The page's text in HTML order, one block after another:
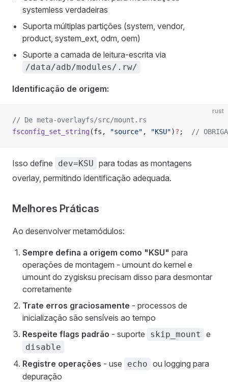
systemless verdadeiras
Suporta múltiplas partições (system, vendor,
product, system_ext, odm, oem)
Suporte a camada de leitura-escrita via
/data/adb/modules/.rw/
Identificação de origem:
rust
// De meta-overlayfs/src/mount.rs
fsconfig_set_string (fs, "source" , "KSU")? ; //
Isso define dev=KSU para todas as montagens
overlay, permitindo identificação adequada.
Melhores Práticas
Ao desenvolver metamódulos:
Sempre defina a origem como "KSU" para
operações de montagem - umount do kernel e
umount do zygisksu precisam disso para desmontar
corretamente
Trate erros graciosamente - processos de
inicialização são sensíveis ao tempo
Respeite flags padrão - suporte skip_mount e
disable
Registre operações - use echo ou logging para
depuração